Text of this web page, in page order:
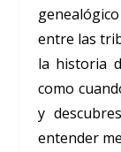
entre las
la historia
como
y
entender